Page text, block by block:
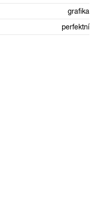
grafika
perfektní